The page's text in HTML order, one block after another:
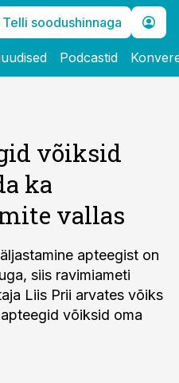
Telli soodushinnaga
Podcastid
võiksid
ka
vallas
apteegist on
siis ravimiameti
Liis Prii arvates võiks
võiksid oma